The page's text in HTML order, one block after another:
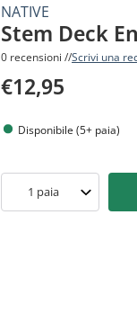
NATIVE
Stem Deck
0 recensioni //Scrivi una
€12,95
Disponibile (5+ paia)
1 paia